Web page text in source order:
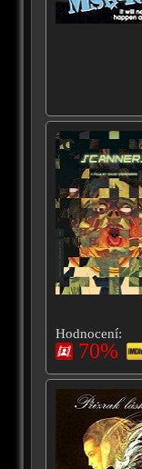
Hodnocení:
70%